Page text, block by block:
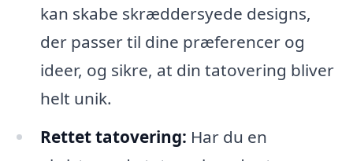
kan skabe skræddersyede designs,
der passer til dine præferencer og
ideer, og sikre, at din tatovering bliver
helt unik.
Rettet tatovering: Har du en